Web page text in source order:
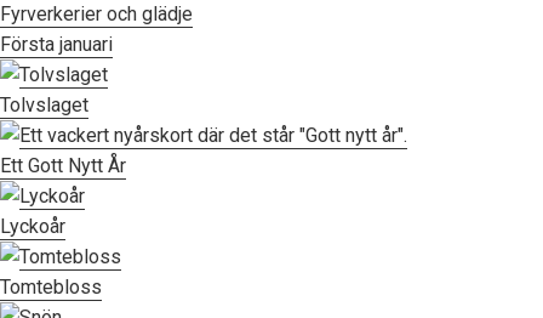
Fyrverkerier och glädje
Första januari
Tolvslaget
Ett Gott Nytt År
Lyckoår
Tomtebloss